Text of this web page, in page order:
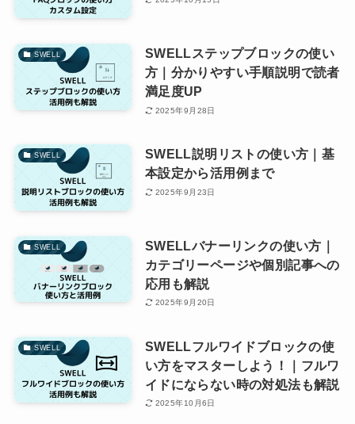
SWELL
SWELLステップブロックの使い
方｜分かりやすい手順説明で読者
満足度UP
2025年9月28日
SWELL
SWELL説明リストの使い方｜基
本設定から活用例まで
2025年9月23日
SWELL
SWELLバナーリンクの使い方｜
カテゴリーページや個別記事への
応用も解説
2025年9月20日
SWELL
SWELLフルワイドブロックの使
い方をマスターしよう！｜フルワ
イドにならない時の対処法も解説
2025年10月6日